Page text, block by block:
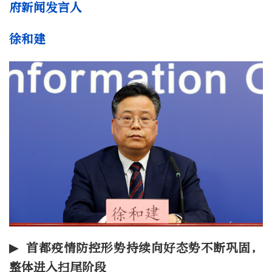
府新闻发言人
徐和建
▶ 首都疫情防控形势持续向好态势不断巩固，
整体进入扫尾阶段